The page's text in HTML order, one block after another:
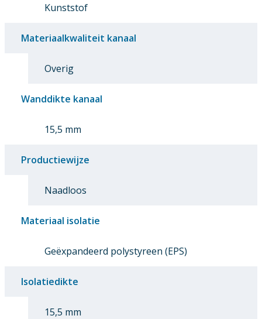
Kunststof
Materiaalkwaliteit kanaal
Overig
Wanddikte kanaal
15,5 mm
Productiewijze
Naadloos
Materiaal isolatie
Geëxpandeerd polystyreen (EPS)
Isolatiedikte
15,5 mm